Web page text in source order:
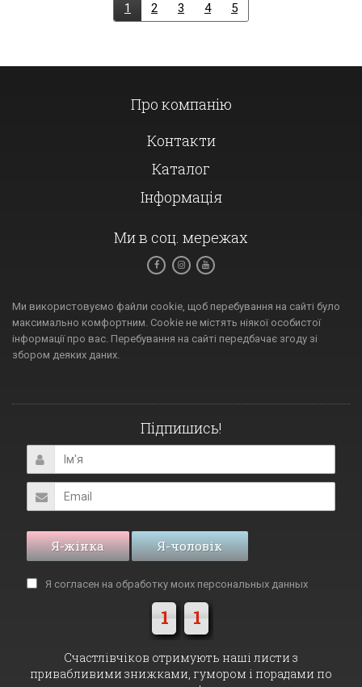
1 2 3 4 5
Про компанію
Контакти
Каталог
Інформація
Ми в соц. мережах
Ми використовуємо файли cookie, щоб перебування на сайті було
максимально комфортним. Cookie не містять ніякої особистої
інформації про вас. Перебування на сайті передбачає згоду зі
збором деяких даних.
Підпишись!
Я-жінка Я-чоловік
Я согласен на обработку моих персональных данных
1 1
Cчастлівчіков отримують наші листи з
привабливими знижками, гумором і порадами по